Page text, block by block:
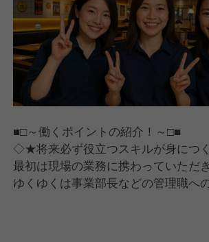
誰もが働きやすい環境作りを第一に
中卒、高卒、年齢、転職回数、全く
まずはしっかり面談をし、働き方を
う☆
「韓国料理 ホンデ 大宮東口店」で
あなたの新しいキャリアをスタート
■□～働くポイントの紹介！～□■
◇★将来必ず役立つスキルが身に
最初は現場の業務に携わっていただ
ゆくゆくは事業部長などの管理職へ